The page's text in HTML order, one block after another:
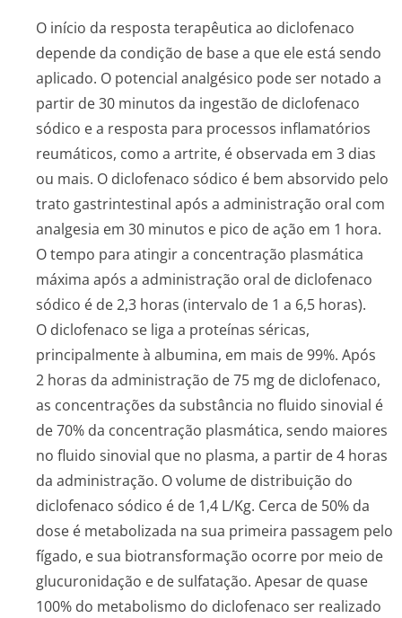
O início da resposta terapêutica ao diclofenaco
depende da condição de base a que ele está sendo
aplicado. O potencial analgésico pode ser notado a
partir de 30 minutos da ingestão de diclofenaco
sódico e a resposta para processos inflamatórios
reumáticos, como a artrite, é observada em 3 dias
ou mais. O diclofenaco sódico é bem absorvido pelo
trato gastrintestinal após a administração oral com
analgesia em 30 minutos e pico de ação em 1 hora.
O tempo para atingir a concentração plasmática
máxima após a administração oral de diclofenaco
sódico é de 2,3 horas (intervalo de 1 a 6,5 horas).
O diclofenaco se liga a proteínas séricas,
principalmente à albumina, em mais de 99%. Após
2 horas da administração de 75 mg de diclofenaco,
as concentrações da substância no fluido sinovial é
de 70% da concentração plasmática, sendo maiores
no fluido sinovial que no plasma, a partir de 4 horas
da administração. O volume de distribuição do
diclofenaco sódico é de 1,4 L/Kg. Cerca de 50% da
dose é metabolizada na sua primeira passagem pelo
fígado, e sua biotransformação ocorre por meio de
glucuronidação e de sulfatação. Apesar de quase
100% do metabolismo do diclofenaco ser realizado